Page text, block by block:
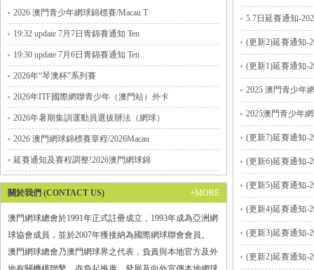
2026 澳門青少年網球錦標賽/Macau T
19:32 update 7月7日青錦賽通知 Ten
19:30 update 7月6日青錦賽通知 Ten
2026年“琴澳杯”系列賽
2026年ITF國際網聯青少年（澳門站）外卡
2026年暑期集訓運動員選拔辦法（網球）
2026 澳門網球錦標賽章程/2026Macau
延賽通知及賽程調整!2026澳門網球錦
關於我們 (CONTACT US) +MORE
澳門網球總會於1991年正式註冊成立，1993年成為亞洲網
球協會成員，並於2007年獲接納為國際網球聯會會員。
澳門網球總會乃澳門網球界之代表，負責與本地官方及外
5.7日延賽通知-
(更新2)延賽通知-
(更新1)延賽通知-
2025 澳門青少年
2025澳門青少年網
(更新7)延賽通知-
(更新6)延賽通知-
(更新5)延賽通知-
(更新4)延賽通知-
(更新3)延賽通知-
(更新2)延賽通知-